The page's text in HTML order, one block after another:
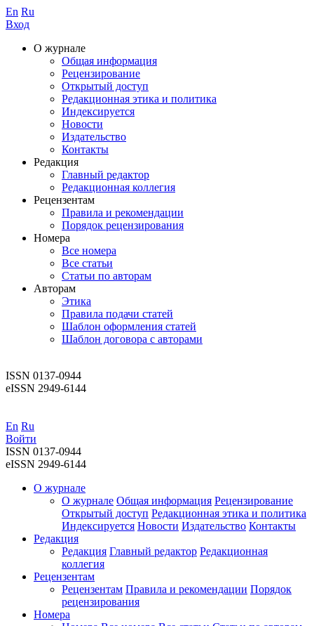
En Ru
Вход
О журнале
Общая информация
Рецензирование
Открытый доступ
Редакционная этика и политика
Индекcируется
Новости
Издательство
Контакты
Редакция
Главный редактор
Редакционная коллегия
Рецензентам
Правила и рекомендации
Порядок рецензирования
Номера
Все номера
Все статьи
Статьи по авторам
Авторам
Этика
Правила подачи статей
Шаблон оформления статей
Шаблон договора с авторами
ISSN 0137-0944
eISSN 2949-6144
En Ru
Войти
ISSN 0137-0944
eISSN 2949-6144
О журнале
О журнале Общая информация Рецензирование
Открытый доступ Редакционная этика и политика
Индекcируется Новости Издательство Контакты
Редакция
Редакция Главный редактор Редакционная
коллегия
Рецензентам
Рецензентам Правила и рекомендации Порядок
рецензирования
Номера